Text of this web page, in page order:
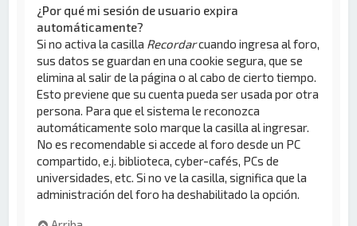
¿Por qué mi sesión de usuario expira
automáticamente?
Si no activa la casilla Recordarcuando ingresa al foro,
sus datos se guardan en una cookie segura, que se
elimina al salir de la página o al cabo de cierto tiempo.
Esto previene que su cuenta pueda ser usada por otra
persona. Para que el sistema le reconozca
automáticamente solo marque la casilla al ingresar.
No es recomendable si accede al foro desde un PC
compartido, e.j. biblioteca, cyber-cafés, PCs de
universidades, etc. Si no ve la casilla, significa que la
administración del foro ha deshabilitado la opción.